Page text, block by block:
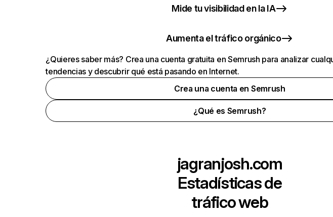
Mide tu visibilidad en la IA
Aumenta el tráfico orgánico
¿Quieres saber más? Crea una cuenta gratuita en Semrush para analizar
tendencias y descubrir qué está pasando en Internet.
Crea una cuenta en Semrush
¿Qué es Semrush?
jagranjosh.com
Estadísticas de
tráfico web